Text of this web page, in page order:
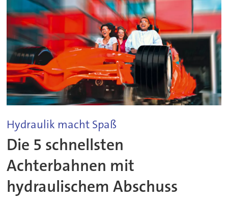
Hydraulik macht Spaß
Die 5 schnellsten
Achterbahnen mit
hydraulischem Abschuss